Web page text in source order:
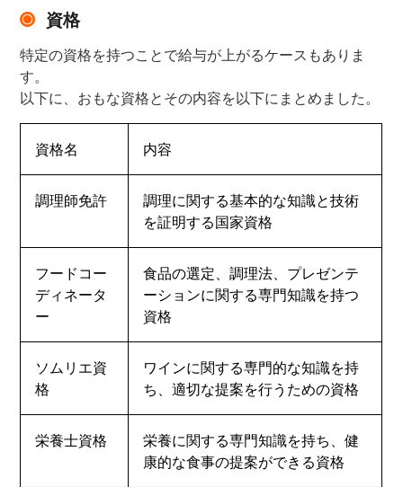
資格
特定の資格を持つことで給与が上がるケースもありま
す。
以下に、おもな資格とその内容を以下にまとめました。
資格名 内容
調理師免許
調理に関する基本的な知識と技術
を証明する国家資格
フードコー
ディネータ
ー
食品の選定、調理法、プレゼンテ
ーションに関する専門知識を持つ
資格
ソムリエ資
格
ワインに関する専門的な知識を持
ち、適切な提案を行うための資格
栄養士資格
栄養に関する専門知識を持ち、健
康的な食事の提案ができる資格